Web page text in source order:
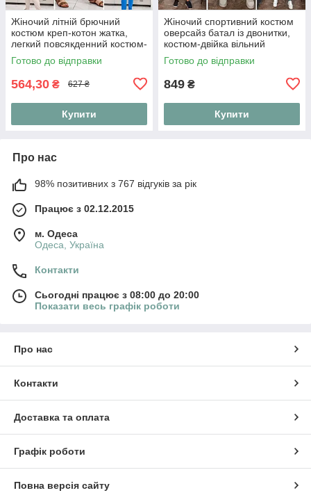
Жіночий літній брючний
костюм креп-котон жатка,
легкий повсякденний костюм-
двійка футболка та штани на
резинці "Linen Style"
Готово до відправки
564,30 ₴ 627 ₴
Купити
Жіночий спортивний костюм
оверсайз батал із двонитки,
костюм-двійка вільний
світшот та штани джогери
"Urban Ov
Готово до відправки
849 ₴
Купити
Про нас
98% позитивних з 767 відгуків за рік
Працює з 02.12.2015
м. Одеса
Одеса, Україна
Контакти
Сьогодні працює з 08:00 до 20:00
Показати весь графік роботи
Про нас
Контакти
Доставка та оплата
Графік роботи
Повна версія сайту